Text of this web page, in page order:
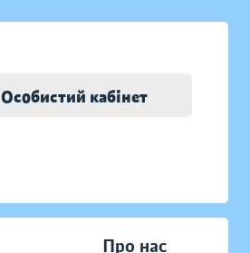
Особистий кабінет
Про нас